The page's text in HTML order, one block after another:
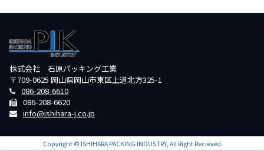
株式会社 石原パッキング工業
〒709-0625 岡山県岡山市東区上道北方325-1
086-208-6610
086-208-6620
info@ishihara-j.co.jp
Copyright © ISHIHARA PACKING INDUSTRY, All Right Recieved